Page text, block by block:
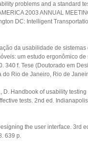
problems and a standard
2003 ANNUAL
DC: Intelligent
da usabilidade de sistemas
um estudo ergonômico de
340 f. Tese (Doutorado em
do Rio de Janeiro, Rio de
D. Handbook of usability
tests. 2nd ed.
the user interface. 3rd
639 p.